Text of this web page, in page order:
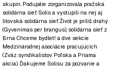
skupín. Podujatie zorganizovala pražská
solidárna sieť Solis a vystúpili na nej aj
litovská solidárna sieť Život je príliš drahý
(Gyvenimas per brangus), solidárna sieť z
Brna Chceme bydlet! a dve sekcie
Medzinárodnej asociácie pracujúcich
(Zväz syndikalistov Poľska a Priama
akcia). Ďakujeme Solisu za pozvanie a